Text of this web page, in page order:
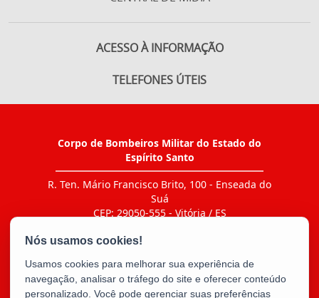
ACESSO À INFORMAÇÃO
TELEFONES ÚTEIS
Corpo de Bombeiros Militar do Estado do
Espírito Santo
R. Ten. Mário Francisco Brito, 100 - Enseada do
Suá
CEP: 29050-555 - Vitória / ES
E-mail:bm5cbmes@gmail.com
Usamos cookies para melhorar sua experiência de
navegação, analisar o tráfego do site e oferecer conteúdo
personalizado. Você pode gerenciar suas preferências